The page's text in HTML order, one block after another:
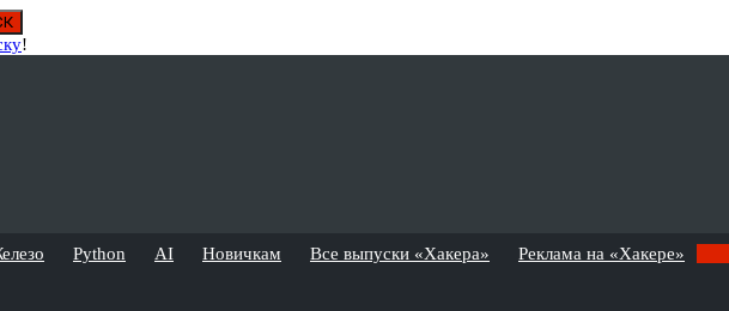
!
Python AI Новичкам Все выпуски «Хакера» Реклама на «Хакере»